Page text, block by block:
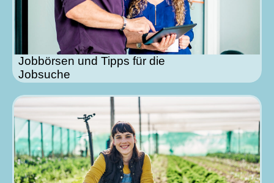
Jobbörsen und Tipps für die
Jobsuche